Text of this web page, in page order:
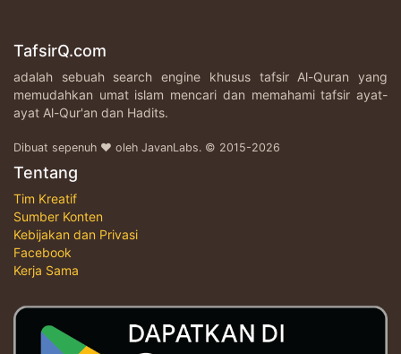
TafsirQ.com
adalah sebuah search engine khusus tafsir Al-Quran yang
memudahkan umat islam mencari dan memahami tafsir ayat-
ayat Al-Qur'an dan Hadits.
Dibuat sepenuh ♥ oleh JavanLabs. © 2015-2026
Tentang
Tim Kreatif
Sumber Konten
Kebijakan dan Privasi
Facebook
Kerja Sama